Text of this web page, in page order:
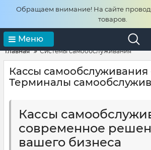
Обращаем внимание! На сайте
товаров.
Меню
Главная Системы самообслуживания
Кассы самообслуживания
Терминалы
Кассы
современное
вашего бизнеса